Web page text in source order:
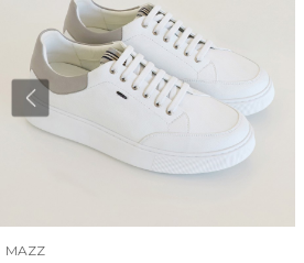
MAZZ